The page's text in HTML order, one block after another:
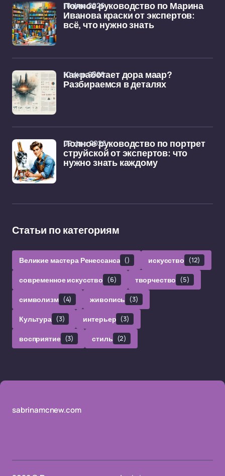
Полное руководство по Марина
Иванова краски от экспертов:
всё, что нужно знать
10 фев 2026
Как работает дора маар?
Разбираемся в деталях
10 фев 2026
Полное руководство по портрет
струйской от экспертов: что
нужно знать каждому
09 фев 2026
Статьи по категориям
Великие мастера Ренессанса () искусство (12)
современное искусство (6) творчество (5)
символизм (4) живопись (3)
Культура (3) интерьер (3)
восприятие (3) стиль (2)
sabrinamcnew.com